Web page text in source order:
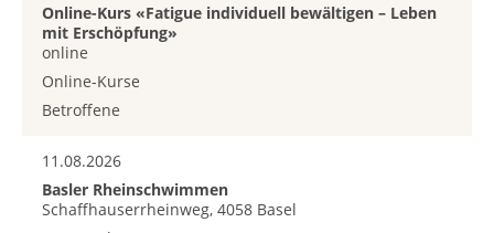
Online-Kurs «Fatigue individuell bewältigen – Leben
mit Erschöpfung»
online
Online-Kurse
Betroffene
11.08.2026
Basler Rheinschwimmen
Schaffhauserrheinweg, 4058 Basel